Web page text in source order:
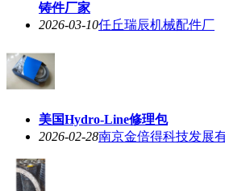
铸件厂家
2026-03-10任丘瑞辰机械配件厂
美国Hydro-Line修理包
2026-02-28南京金倍得科技发展